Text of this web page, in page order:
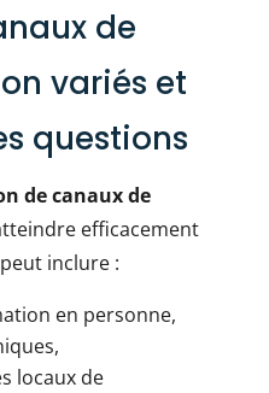
de
variés et
questions
de canaux de
efficacement
inclure :
en personne,
locaux de